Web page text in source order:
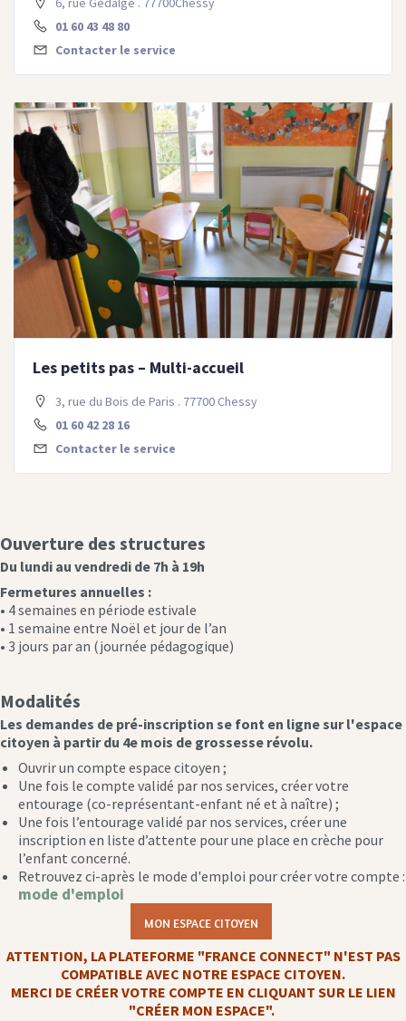
01 60 43 48 80
Contacter le service
Les petits pas – Multi-accueil
3, rue du Bois de Paris . 77700 Chessy
01 60 42 28 16
Contacter le service
Ouverture des structures
Du lundi au vendredi de 7h à 19h
Fermetures annuelles :
• 4 semaines en période estivale
• 1 semaine entre Noël et jour de l’an
• 3 jours par an (journée pédagogique)
Modalités
Les demandes de pré-inscription se font en ligne sur l'espace
citoyen à partir du 4e mois de grossesse révolu.
Ouvrir un compte espace citoyen ;
Une fois le compte validé par nos services, créer votre
entourage (co-représentant-enfant né et à naître) ;
Une fois l’entourage validé par nos services, créer une
inscription en liste d’attente pour une place en crèche pour
l’enfant concerné.
Retrouvez ci-après le mode d'emploi pour créer votre compte :
mode d'emploi
MON ESPACE CITOYEN
ATTENTION, LA PLATEFORME "FRANCE CONNECT" N'EST PAS
COMPATIBLE AVEC NOTRE ESPACE CITOYEN.
MERCI DE CRÉER VOTRE COMPTE EN CLIQUANT SUR LE LIEN
"CRÉER MON ESPACE".